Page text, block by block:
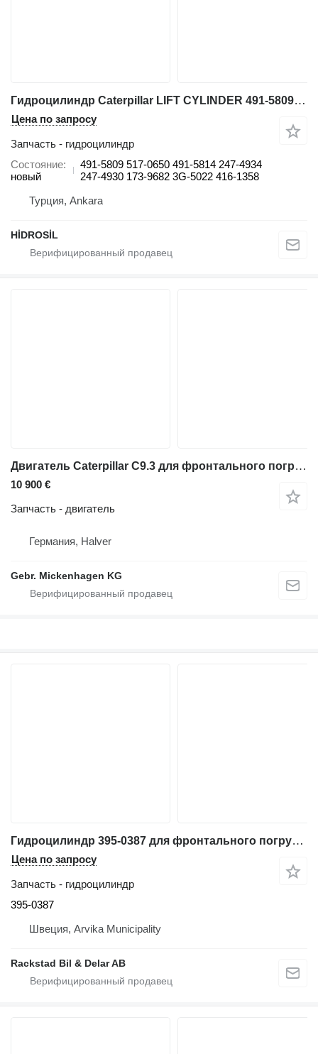
Гидроцилиндр Caterpillar LIFT CYLINDER 491-5809 517-0650 491-5814 247-4934 247-4930 173-9682 3G-5022 416-1358 для фронтального погрузчика Caterpillar 993 K
Цена по запросу
Запчасть - гидроцилиндр
Состояние
новый
491-5809 517-0650 491-5814 247-4934
247-4930 173-9682 3G-5022 416-1358
Турция, Ankara
HİDROSİL
Двигатель Caterpillar C9.3 для фронтального погрузчика Caterpillar 966 MXE
10 900 €
Запчасть - двигатель
Германия, Halver
Gebr. Mickenhagen KG
Гидроцилиндр 395-0387 для фронтального погрузчика Caterpillar 980M
Цена по запросу
Запчасть - гидроцилиндр
395-0387
Швеция, Arvika Municipality
Rackstad Bil & Delar AB